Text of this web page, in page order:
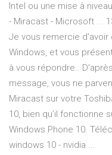
Intel ou une mise à
- Miracast - Microsoft ...
Je vous remercie
Windows, et vous
à vous répondre..
message, vous ne
Miracast sur votre
10, bien qu’il fonctionne
Windows Phone 10.
windows 10 - nvidia ...